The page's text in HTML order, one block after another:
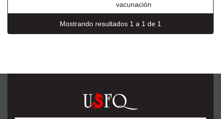
vacunación
Mostrando resultados 1 a 1 de 1